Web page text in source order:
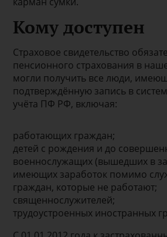
Кому доступен
Страховое свидетельство
пенсионного страхования в
могли получить все люди,
подтверждённую запись в
учёта ПФ РФ, включая:
работающих граждан;
детей с рождения и до
военнослужащих (вышедших в
имеющих заработок помимо
граждан, которые не работают;
священнослужителей;
трудоустроенных иностранных